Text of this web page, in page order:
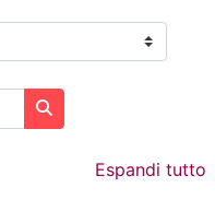
Cerca corsi
Espandi tutto